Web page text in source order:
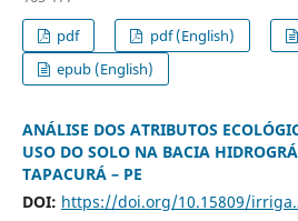
pdf
pdf (English)
epub (English)
ANÁLISE DOS ATRIBUTOS
USO DO SOLO NA BACIA
TAPACURÁ – PE
DOI: https://doi.org/10.15809/